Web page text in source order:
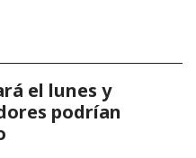
el lunes y
podrían